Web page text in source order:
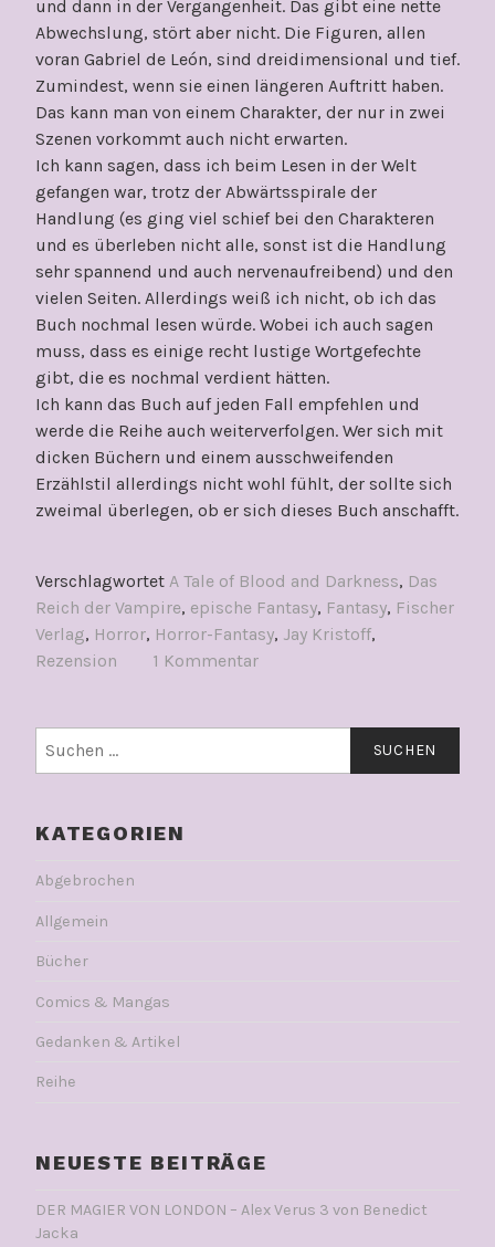
und dann in der Vergangenheit. Das gibt eine nette
Abwechslung, stört aber nicht. Die Figuren, allen
voran Gabriel de León, sind dreidimensional und tief.
Zumindest, wenn sie einen längeren Auftritt haben.
Das kann man von einem Charakter, der nur in zwei
Szenen vorkommt auch nicht erwarten.
Ich kann sagen, dass ich beim Lesen in der Welt
gefangen war, trotz der Abwärtsspirale der
Handlung (es ging viel schief bei den Charakteren
und es überleben nicht alle, sonst ist die Handlung
sehr spannend und auch nervenaufreibend) und den
vielen Seiten. Allerdings weiß ich nicht, ob ich das
Buch nochmal lesen würde. Wobei ich auch sagen
muss, dass es einige recht lustige Wortgefechte
gibt, die es nochmal verdient hätten.
Ich kann das Buch auf jeden Fall empfehlen und
werde die Reihe auch weiterverfolgen. Wer sich mit
dicken Büchern und einem ausschweifenden
Erzählstil allerdings nicht wohl fühlt, der sollte sich
zweimal überlegen, ob er sich dieses Buch anschafft.
Verschlagwortet A Tale of Blood and Darkness, Das
Reich der Vampire, epische Fantasy, Fantasy, Fischer
Verlag, Horror, Horror-Fantasy, Jay Kristoff,
Rezension
1 Kommentar
nach:
KATEGORIEN
Abgebrochen
Allgemein
Bücher
Comics & Mangas
Gedanken & Artikel
Reihe
NEUESTE BEITRÄGE
DER MAGIER VON LONDON – Alex Verus 3 von Benedict
Jacka